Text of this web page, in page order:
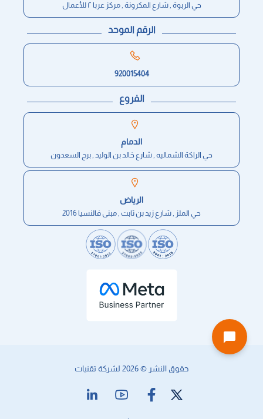
حي الربوة , شارع المكرونة , مركز عربا ٢ للأعمال
الرقم الموحد
920015404
الفروع
الدمام
حي الراكة الشماليه , شارع خالد بن الوليد , برج السعدون
الرياض
حي الملز , شارع زيد بن ثابت , مبنى فالنسيا 2016
حقوق النشر © 2026 لشركة تقنيات